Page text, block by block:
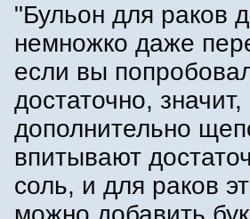
"Бульон для раков
немножко даже
если вы
достаточно,
дополнительно
впитывают
соль, и для раков